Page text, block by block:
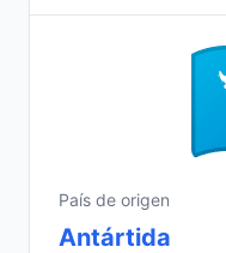
País de origen
Antártida